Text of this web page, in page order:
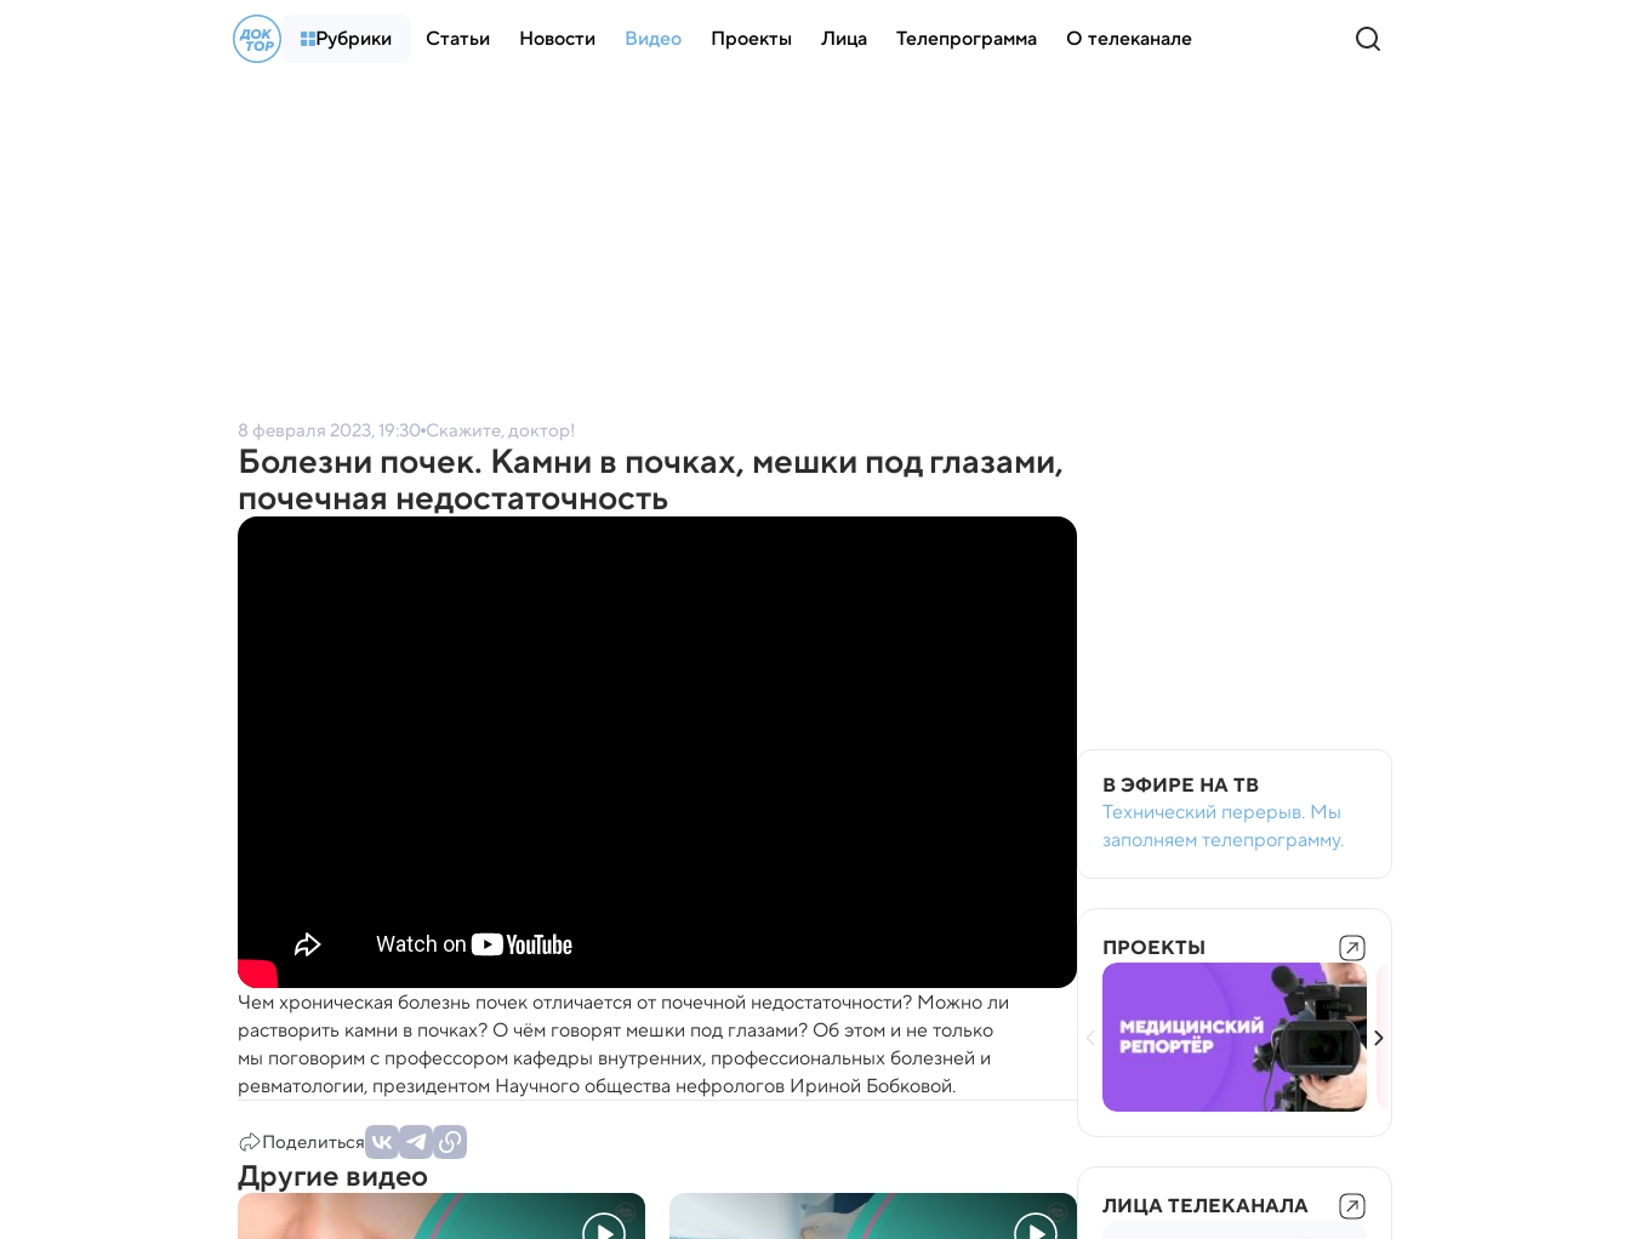
Рубрики Статьи Новости Видео Проекты Лица Телепрограмма О телеканале
8 февраля 2023, 19:30 Скажите, доктор!
Болезни почек. Камни в почках, мешки под глазами,
почечная недостаточность
Чем хроническая болезнь почек отличается от почечной недостаточности? Можно ли
растворить камни в почках? О чём говорят мешки под глазами? Об этом и не только
мы поговорим с профессором кафедры внутренних, профессиональных болезней и
ревматологии, президентом Научного общества нефрологов Ириной Бобковой.
Поделиться
Другие видео
В ЭФИРЕ НА ТВ
Технический перерыв. Мы
заполняем телепрограмму.
ПРОЕКТЫ
ЛИЦА ТЕЛЕКАНАЛА